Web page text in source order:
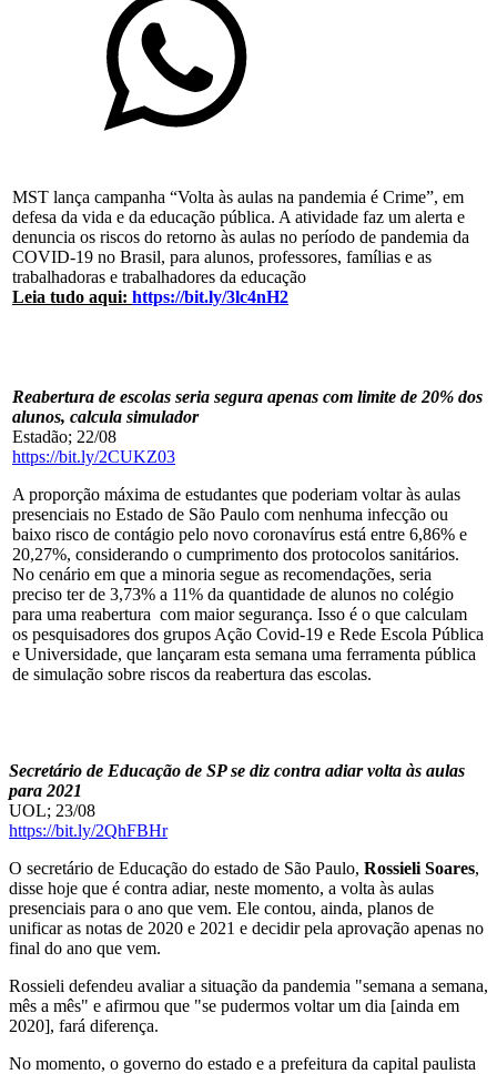
MST lança campanha “Volta às aulas na pandemia é Crime”, em
defesa da vida e da educação pública. A atividade faz um alerta e
denuncia os riscos do retorno às aulas no período de pandemia da
COVID-19 no Brasil, para alunos, professores, famílias e as
trabalhadoras e trabalhadores da educação
Leia tudo aqui: https://bit.ly/3lc4nH2
Reabertura de escolas seria segura apenas com limite de 20% dos
alunos, calcula simulador
Estadão; 22/08
https://bit.ly/2CUKZ03
A proporção máxima de estudantes que poderiam voltar às aulas
presenciais no Estado de São Paulo com nenhuma infecção ou
baixo risco de contágio pelo novo coronavírus está entre 6,86% e
20,27%, considerando o cumprimento dos protocolos sanitários.
No cenário em que a minoria segue as recomendações, seria
preciso ter de 3,73% a 11% da quantidade de alunos no colégio
para uma reabertura com maior segurança. Isso é o que calculam
os pesquisadores dos grupos Ação Covid-19 e Rede Escola Pública
e Universidade, que lançaram esta semana uma ferramenta pública
de simulação sobre riscos da reabertura das escolas.
Secretário de Educação de SP se diz contra adiar volta às aulas
para 2021
UOL; 23/08
https://bit.ly/2QhFBHr
O secretário de Educação do estado de São Paulo, Rossieli Soares,
disse hoje que é contra adiar, neste momento, a volta às aulas
presenciais para o ano que vem. Ele contou, ainda, planos de
unificar as notas de 2020 e 2021 e decidir pela aprovação apenas no
final do ano que vem.
Rossieli defendeu avaliar a situação da pandemia "semana a semana,
mês a mês" e afirmou que "se pudermos voltar um dia [ainda em
2020], fará diferença.
No momento, o governo do estado e a prefeitura da capital paulista